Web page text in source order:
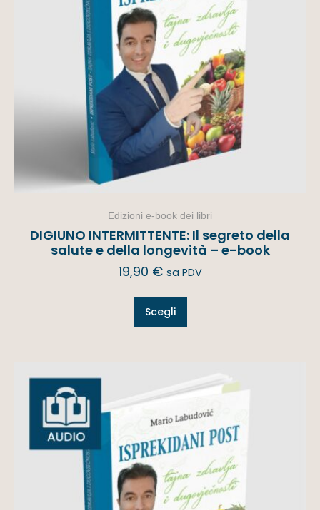
Edizioni e-book dei libri
DIGIUNO INTERMITTENTE: Il segreto della
salute e della longevità – e-book
19,90 € sa PDV
Scegli